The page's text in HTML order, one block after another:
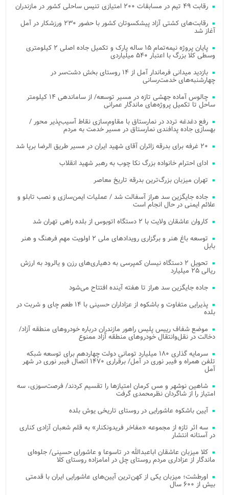
رقابت ۴۹ تیم در مسابقات ۲۰۰ امتیازی تنیس ساحلی کشور در مازندران
رقابت‌های کشتی آزاد پیشکسوتان کشور با حضور ۲۳۰ ورزشکار در آمل
آغاز شد
پایان پروژه نیمه‌تمام ۱۵ ساله پارک و تکمیل جاده اصلی ۲ کیلومتری
وسطی کلا بزرگ با اعتبار ۵۴۰ میلیاردی
بازدید میدانی فرماندار آمل از ۱۴ روستای بخش دشت‌سر در
چهارشنبه‌های خدمت‌رسانی
چالوس آماده جهشی تازه در مسیر توسعه/ از ساماندهی ۱۴ کیلومتر
ساحل تا تکمیل پروژه‌های ماندگار عمرانی
رفع دغدغه تردد در نمارستاق با مقاوم‌سازی نقاط آسیب‌پذیر محور /
بهسازی جاده پدافندی نمارستاق در مسیر خدمت به مردم
۲۰ غرفه برای بدرقه زائران آقای شهید ایران در مسیر طریق الرضا برپا شد
ادای احترام خانواده بزرگ نکا چوب به رهبر شهید انقلاب
تهران میزبان بزرگ‌ترین بدرقه تاریخ معاصر
جاده جایگزین سد هراز آسفالت شد / عملیات ایمن‌سازی و نصب تابلو و
علائم ایمنی در حال انجام است
کاروان عاشقان ولایت با ۲ دستگاه اتوبوس از بلده راهی تهران شد
توسعه باغ هنر و برگزاری رویدادهای ملی ۲ اولویت مهم فرهنگ و هنر
بابل
تحویل ۲ دستگاه نیسان کمپرسی به دهیاری‌های رزن و یالرود به ارزش
ریالی ۲۵ میلیارد
جاده جایگزین سد هراز تا هفته آینده افتتاح می‌شود
پذیرایی متفاوت و باشکوه از عزاداران حسینی با ۱۴ طعم چای و شربت در
بلده
موضع شفاف رییس پلیس راهور مازندران درباره خودروهای منطقه آزاد/
دخالت در نقل‌وانتقال خودروهای منطقه آزاد ممنوع
سرمایه گذاری ۱۸۰ میلیارد تومانی دولت چهاردهم برای توسعه شبکه
تلفن همراه و فیبر نوری در آمل/ برقراری ۱۴۷۰ اتصال فیبر نوری در شهر
آمل
شاهین نوشهر و مس کرمان امتیازها را تقسیم کردند/ فرصت‌سوزی، سه
امتیاز را از شاگردان نظرمحمدی گرفت
آیین باشکوه عاشورایی در روستای تاریخی یوش بلده
سه اثر تازه از مجموعه «مفاخر فریدونکنار» به قلم شعبان آزادی کناری
در آستانه انتشار
کلا میزبان عاشقان اباعبدالله در تاسوعا و عاشورای حسینی/ جلوه‌ای
ماندگار از عزاداری مردم روستای چل در امامزاده روستای کلا
اورطشت؛ میزبان یکی از کهن‌ترین آیین‌های عاشورایی ایران با قدمتی
بیش از ۶۰۰ سال